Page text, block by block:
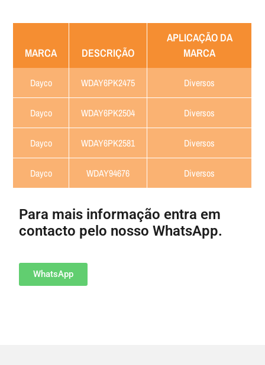
MARCA DESCRIÇÃO
APLICAÇÃO DA
MARCA
Dayco WDAY6PK2475 Diversos
Dayco WDAY6PK2504 Diversos
Dayco WDAY6PK2581 Diversos
Dayco WDAY94676 Diversos
Para mais informação entra em
contacto pelo nosso WhatsApp.
WhatsApp